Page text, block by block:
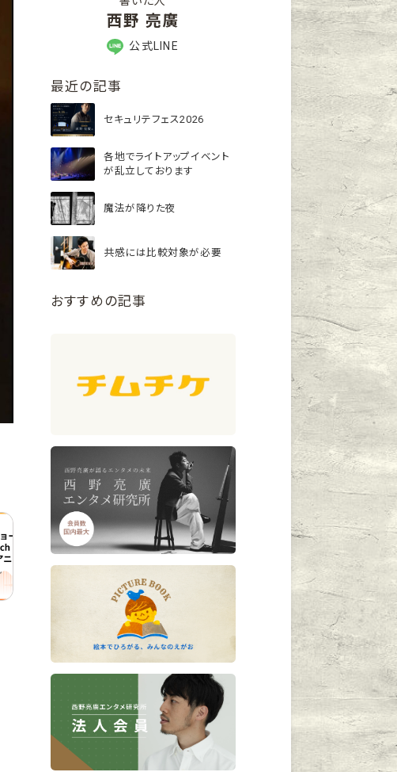
西野 亮廣
公式LINE
最近の記事
セキュリテフェス2026
各地でライトアップイベント
が乱立しております
魔法が降りた夜
共感には比較対象が必要
おすすめの記事